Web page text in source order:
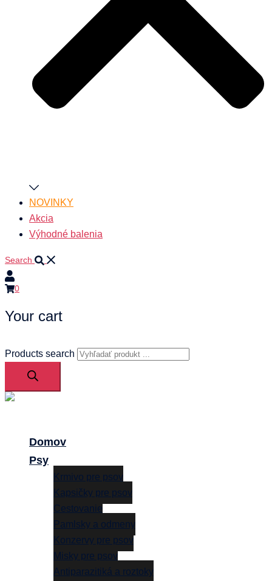
NOVINKY
Akcia
Výhodné balenia
Search
0
Your cart
Products search
Domov
Psy
Krmivo pre psov
Kapsičky pre psov
Cestovanie
Pamlsky a odmeny
Konzervy pre psov
Misky pre psov
Antiparazitiká a roztoky